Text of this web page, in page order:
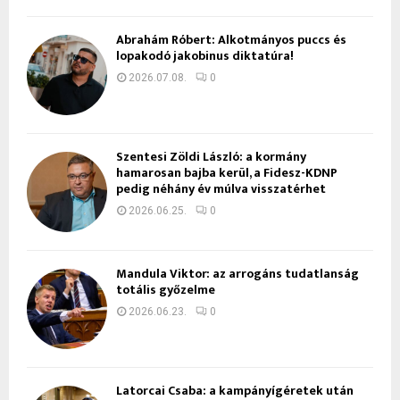
Ábrahám Róbert: Alkotmányos puccs és
lopakodó jakobinus diktatúra!
2026.07.08. 0
Szentesi Zöldi László: a kormány
hamarosan bajba kerül, a Fidesz-KDNP
pedig néhány év múlva visszatérhet
2026.06.25. 0
Mandula Viktor: az arrogáns tudatlanság
totális győzelme
2026.06.23. 0
Latorcai Csaba: a kampányígéretek után